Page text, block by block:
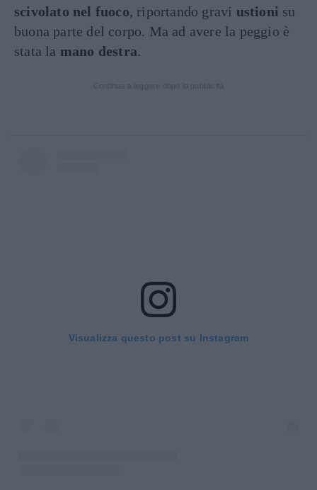
scivolato nel fuoco, riportando gravi ustioni su
buona parte del corpo. Ma ad avere la peggio è
stata la mano destra.
Visualizza questo post su Instagram